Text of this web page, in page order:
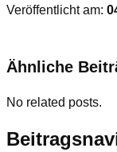
Veröffentlicht am:
Ähnliche
No related posts.